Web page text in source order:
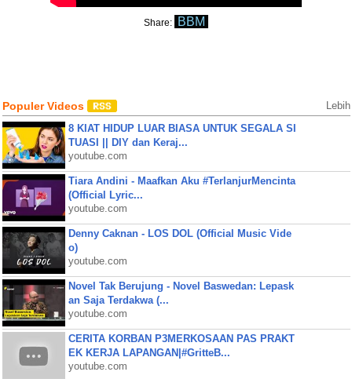
Share: BBM
Populer Videos Lebih
8 KIAT HIDUP LUAR BIASA UNTUK SEGALA SI
TUASI || DIY dan Keraj...
youtube.com
Tiara Andini - Maafkan Aku #TerlanjurMencinta
(Official Lyric...
youtube.com
Denny Caknan - LOS DOL (Official Music Vide
o)
youtube.com
Novel Tak Berujung - Novel Baswedan: Lepask
an Saja Terdakwa (...
youtube.com
CERITA KORBAN P3MERKOSAAN PAS PRAKT
EK KERJA LAPANGAN|#GritteB...
youtube.com